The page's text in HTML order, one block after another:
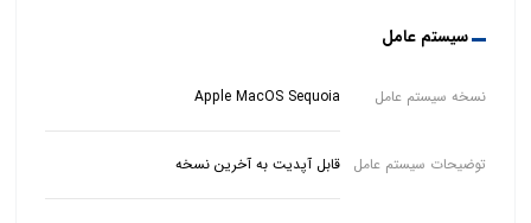
سیستم عامل
نسخه سیستم عامل Apple MacOS Sequoia
توضیحات سیستم عامل قابل آپدیت به آخرین نسخه